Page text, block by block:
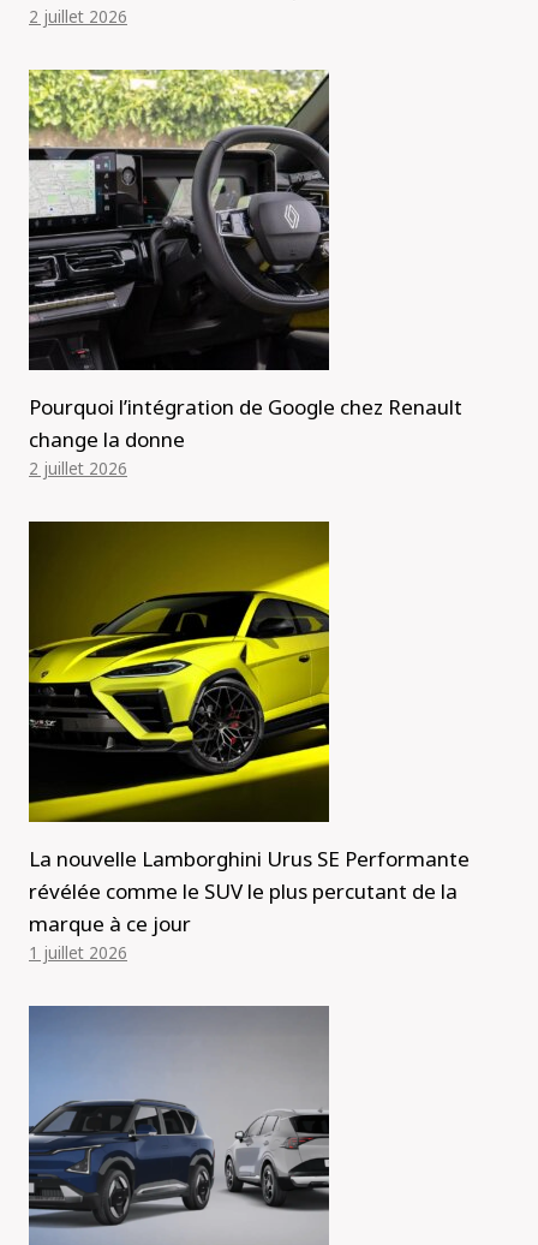
2 juillet 2026
Pourquoi l’intégration de Google chez Renault
change la donne
2 juillet 2026
La nouvelle Lamborghini Urus SE Performante
révélée comme le SUV le plus percutant de la
marque à ce jour
1 juillet 2026